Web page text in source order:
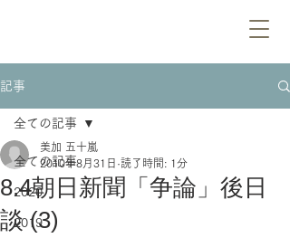
記事
全ての記事
2020
2019
全ての記事
8.4朝日新聞「争論」後日
談 (3)
美加 五十嵐
2010年8月31日 読了時間: 1分